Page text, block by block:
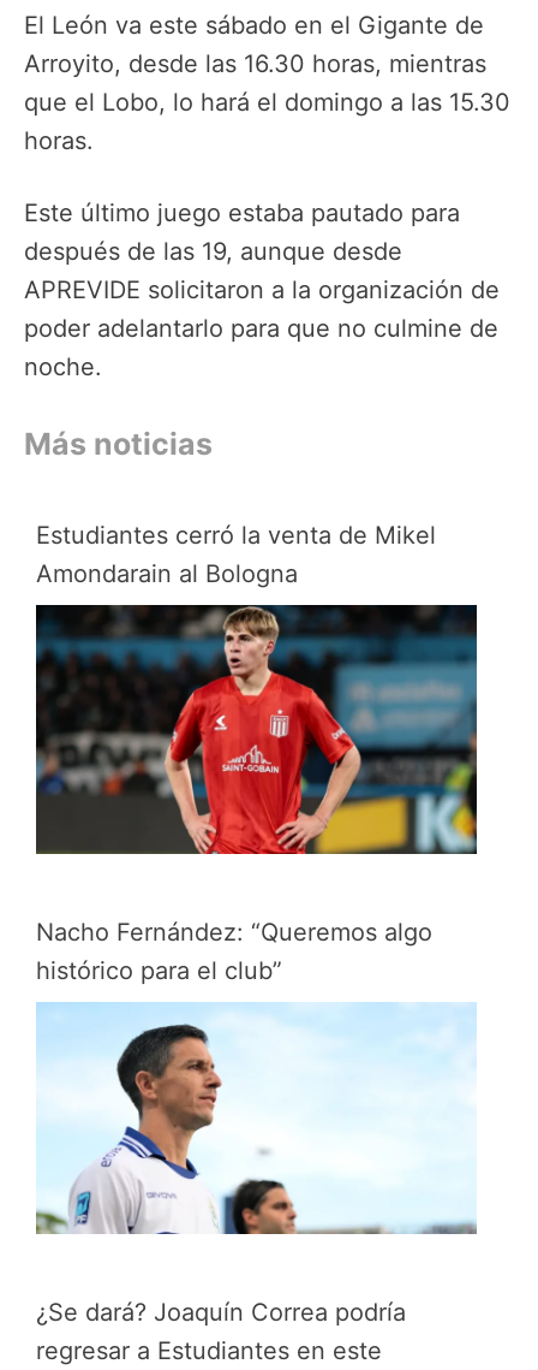
El León va este sábado en el Gigante de
Arroyito, desde las 16.30 horas, mientras
que el Lobo, lo hará el domingo a las 15.30
horas.
Este último juego estaba pautado para
después de las 19, aunque desde
APREVIDE solicitaron a la organización de
poder adelantarlo para que no culmine de
noche.
Más noticias
Estudiantes cerró la venta de Mikel
Amondarain al Bologna
Nacho Fernández: “Queremos algo
histórico para el club”
¿Se dará? Joaquín Correa podría
regresar a Estudiantes en este